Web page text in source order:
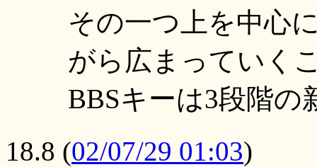
その一つ上を中心
がら広まっていく
BBSキーは3段階の
18.8 (02/07/29 01:03)